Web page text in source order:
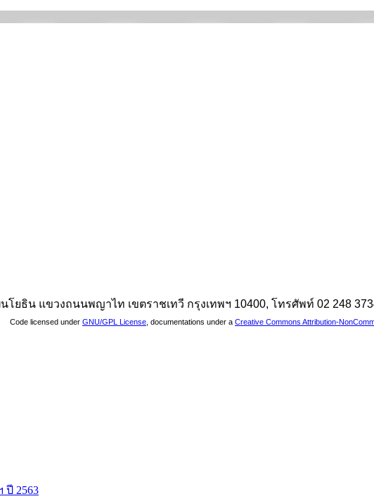
ยธิน แขวงถนนพญาไท เขตราชเทวี กรุงเทพฯ 10400, โทรศัพท์ 02 248
Code licensed under GNU/GPL License , documentations under a Creative Commons Attribution-
ปี 2563